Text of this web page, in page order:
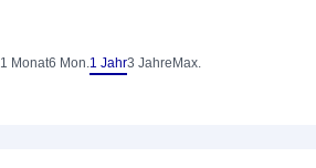
1 Monat6 Mon.1 Jahr3 Jahre Max.